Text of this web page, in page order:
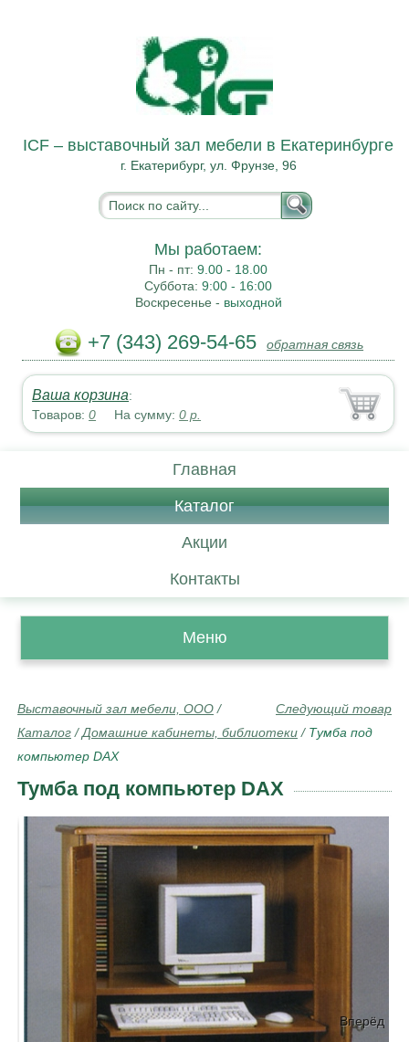
ICF – выставочный зал мебели в Екатеринбурге
г. Екатерибург, ул. Фрунзе, 96
Мы работаем:
Пн - пт:9.00 - 18.00
Суббота:9:00 - 16:00
Воскресенье - выходной
+7 (343) 269-54-65 обратная связь
Ваша корзина:
Товаров:0 На сумму:0 р.
Главная
Каталог
Акции
Контакты
Меню
Следующий товар
Выставочный зал мебели, ООО /
Каталог /Домашние кабинеты, библиотеки / Тумба под
компьютер DAX
Тумба под компьютер DAX
Вперёд